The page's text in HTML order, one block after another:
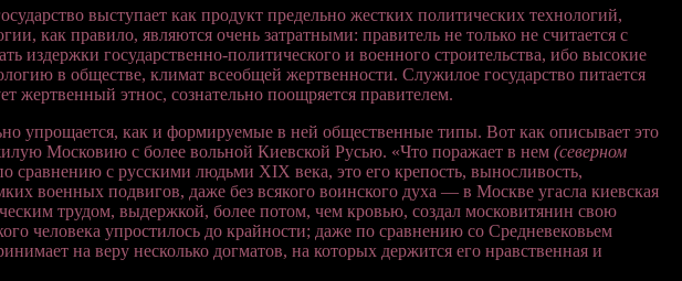
выступает как продукт предельно жестких политических технологий,
как правило, являются очень затратными: правитель не только не считается с
издержки государственно-политического и военного строительства, ибо высокие
в обществе, климат всеобщей жертвенности. Служилое государство питается
жертвенный этнос, сознательно поощряется правителем.
упрощается, как и формируемые в ней общественные типы. Вот как описывает это
Московию с более вольной Киевской Русью. «Что поражает в нем (северном
сравнению с русскими людьми XIX века, это его крепость, выносливость,
военных подвигов, даже без всякого воинского духа — в Москве угасла киевская
трудом, выдержкой, более потом, чем кровью, создал московитянин свою
человека упростилось до крайности; даже по сравнению со Средневековьем
на веру несколько догматов, на которых держится его нравственная и